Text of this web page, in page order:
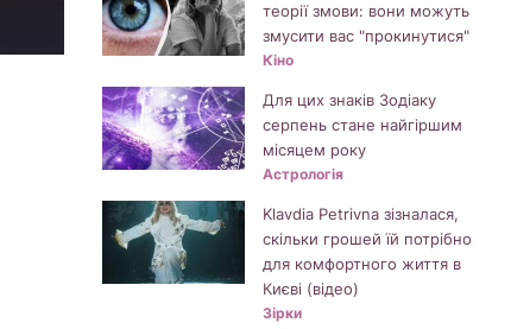
теорії змови: вони можуть
змусити вас "прокинутися"
Кіно
Для цих знаків Зодіаку
серпень стане найгіршим
місяцем року
Астрологія
Klavdia Petrivna зізналася,
скільки грошей їй потрібно
для комфортного життя в
Києві (відео)
Зірки